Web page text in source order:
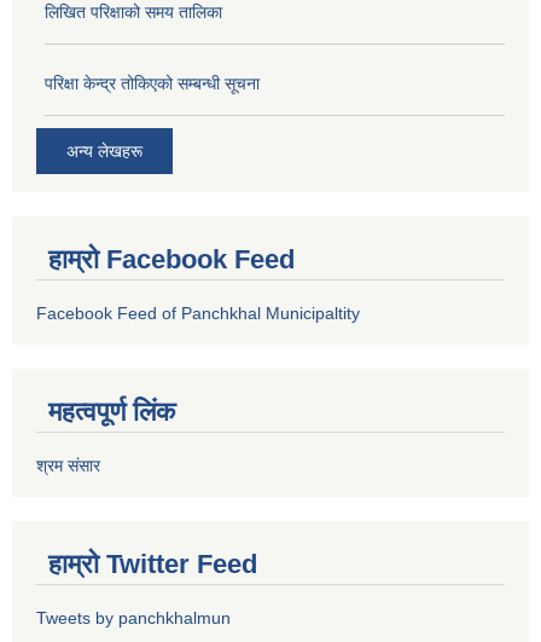
लिखित परिक्षाको समय तालिका
परिक्षा केन्द्र तोकिएको सम्बन्धी सूचना
अन्य लेखहरू
हाम्रो Facebook Feed
Facebook Feed of Panchkhal Municipaltity
महत्वपूर्ण लिंक
श्रम संसार
हाम्रो Twitter Feed
Tweets by panchkhalmun